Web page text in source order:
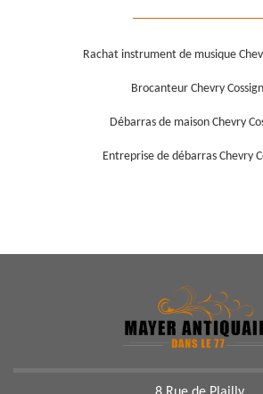
Rachat instrument de musique
Brocanteur Chevry
Débarras de maison Chevry
Entreprise de débarras Chevry